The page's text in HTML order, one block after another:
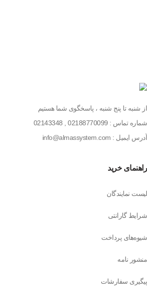
از شنبه تا پنج شنبه ، پاسخگوی شما هستیم
شماره تماس : 02188770099
02143348
آدرس ایمیل : info@almassystem.com
راهنمای خرید
لیست نمایندگان
شرایط گارانتی
شیوه‌های پرداخت
منشور نامه
پیگیری سفارشات